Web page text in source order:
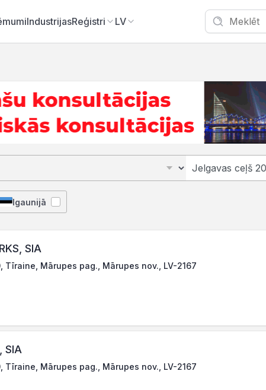
IndustrijasReģistri LV
Igaunijā
SIA
Tīraine, Mārupes pag., Mārupes nov., LV-2167
SIA
Tīraine, Mārupes pag., Mārupes nov., LV-2167